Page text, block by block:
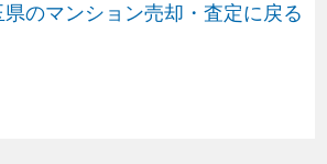
のマンション売却・査定に戻る